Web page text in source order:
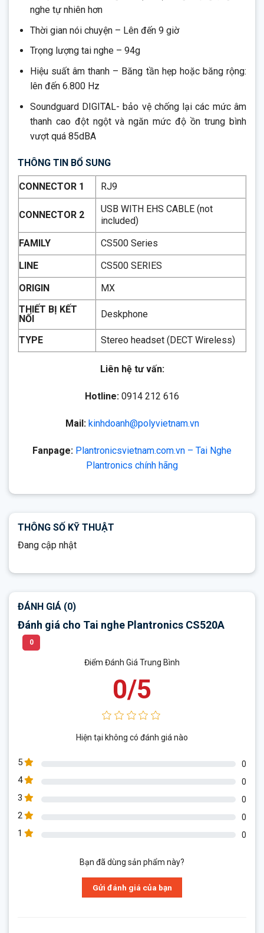
nghe tự nhiên hơn
Thời gian nói chuyện – Lên đến 9 giờ
Trọng lượng tai nghe – 94g
Hiệu suất âm thanh – Băng tần hẹp hoặc băng rộng:
lên đến 6.800 Hz
Soundguard DIGITAL- bảo vệ chống lại các mức âm
thanh cao đột ngột và ngăn mức độ ồn trung bình
vượt quá 85dBA
THÔNG TIN BỔ SUNG
CONNECTOR 1 RJ9
CONNECTOR 2
USB WITH EHS CABLE (not
included)
FAMILY
CS500 Series
LINE
CS500 SERIES
ORIGIN
MX
THIẾT BỊ KẾT
NỐI
Deskphone
TYPE Stereo headset (DECT Wireless)
Liên hệ tư vấn:
Hotline: 0914 212 616
Mail: kinhdoanh@polyvietnam.vn
Fanpage: Plantronicsvietnam.com.vn – Tai Nghe
Plantronics chính hãng
THÔNG SỐ KỸ THUẬT
Đang cập nhật
ĐÁNH GIÁ (0)
Đánh giá cho Tai nghe Plantronics CS520A
0
Điểm Đánh Giá Trung Bình
0/5
Hiện tại không có đánh giá nào
5 0
4 0
3 0
2 0
1 0
Bạn đã dùng sản phẩm này?
Gửi đánh giá của bạn